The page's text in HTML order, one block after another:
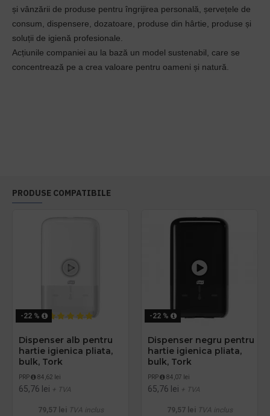
și vânzării de produse pentru îngrijirea personală, șervețele de
consum, dispensere, dozatoare, produse din hârtie, produse și
soluții de igienă profesionale.
Acțiunile companiei au la bază un model sustenabil, care se
concentrează pe a crea valoare pentru oameni și natură.
PRODUSE COMPATIBILE
-22 %
Dispenser alb pentru
hartie igienica pliata,
bulk, Tork
PRP 84,62 lei
65,76 lei + TVA
79,57 lei TVA inclus
-22 %
Dispenser negru pentru
hartie igienica pliata,
bulk, Tork
PRP 84,07 lei
65,76 lei + TVA
79,57 lei TVA inclus